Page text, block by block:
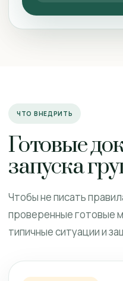
ЧТО ВНЕДРИТЬ
Готовые
запуска
Чтобы не писать
проверенные готовые
типичные ситуации и